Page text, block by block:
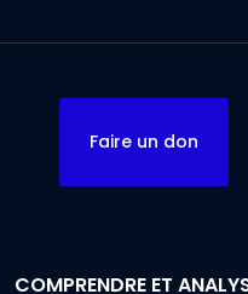
Faire un don
COMPRENDRE ET